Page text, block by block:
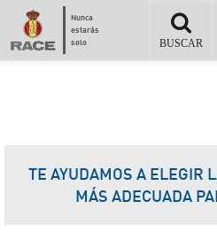
Nunca
estarás
solo
BUSCAR
TE AYUDAMOS A ELEGIR
MÁS ADECUADA